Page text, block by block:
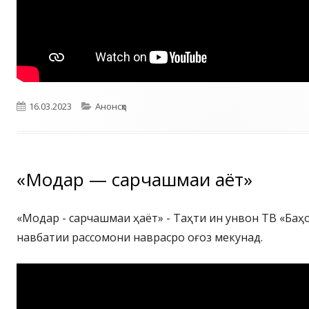
Опубликовано
16.03.2023 Рубрики
Анонсҳо
«Модар — сарчашмаи ҳаёт»
«Модар - сарчашмаи ҳаёт» - Таҳти ин унвон ТВ
навбатии рассомони наврасро оғоз мекунад.